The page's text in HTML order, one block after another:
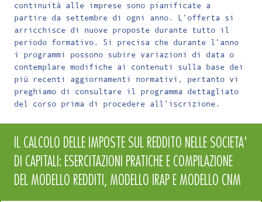
continuità alle imprese sono pianificate a
partire da settembre di ogni anno. L’offerta si
arricchisce di nuove proposte durante tutto il
periodo formativo. Si precisa che durante l’anno
i programmi possono subire variazioni di data o
contemplare modifiche ai contenuti sulla base dei
più recenti aggiornamenti normativi, pertanto vi
preghiamo di consultare il programma dettagliato
del corso prima di procedere all’iscrizione.
IL CALCOLO DELLE IMPOSTE SUL REDDITO NELLE SOCIETA'
DI CAPITALI: ESERCITAZIONI PRATICHE E COMPILAZIONE
DEL MODELLO REDDITI, MODELLO IRAP E MODELLO CNM